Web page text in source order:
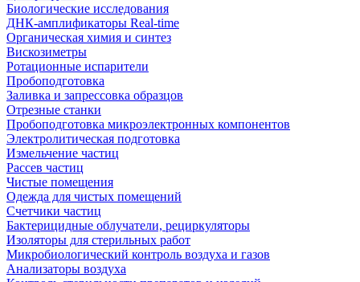
Биологические исследования
ДНК-амплификаторы Real-time
Органическая химия и синтез
Вискозиметры
Ротационные испарители
Пробоподготовка
Заливка и запрессовка образцов
Отрезные станки
Пробоподготовка микроэлектронных компонентов
Электролитическая подготовка
Измельчение частиц
Рассев частиц
Чистые помещения
Одежда для чистых помещений
Счетчики частиц
Бактерицидные облучатели, рециркуляторы
Изоляторы для стерильных работ
Микробиологический контроль воздуха и газов
Анализаторы воздуха